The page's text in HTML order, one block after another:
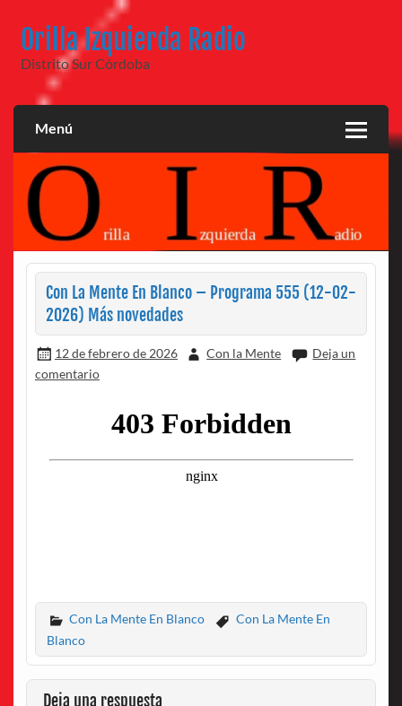
contenido
Orilla Izquierda Radio
Distrito Sur Córdoba
Menú
Con La Mente En Blanco – Programa 555 (12-02-
2026) Más novedades
12 de febrero de 2026 Con la Mente
Deja un
comentario
Con La Mente En Blanco
Con La Mente En
Blanco
Deja una respuesta